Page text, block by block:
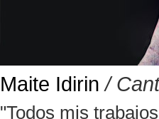
Maite Idirin /
"Todos mis